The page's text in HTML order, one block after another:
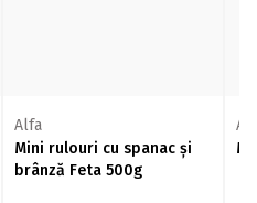
Alfa
Mini rulouri cu spanac și
brânză Feta 500g